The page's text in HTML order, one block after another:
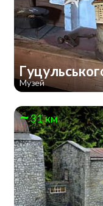
Музей
31 км